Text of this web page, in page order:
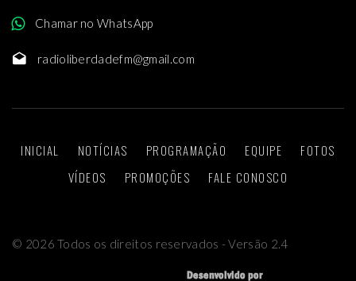
Chamar no WhatsApp
radioliberdadefm@gmail.com
INICIAL NOTÍCIAS PROGRAMAÇÃO EQUIPE
FOTOS
VÍDEOS
PROMOÇÕES FALE CONOSCO
© 2026 Todos os direitos reservados - Versão 2.4